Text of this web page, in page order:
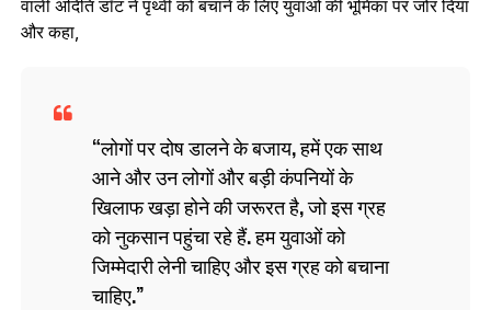
वाली अदिति डॉट ने पृथ्वी को बचाने के लिए युवाओं की भूमिका पर जोर दिया
और कहा,
लोगों पर दोष डालने के बजाय, हमें एक साथ
आने और उन लोगों और बड़ी कंपनियों के
खिलाफ खड़ा होने की जरूरत है, जो इस ग्रह
को नुकसान पहुंचा रहे हैं. हम युवाओं को
जिम्मेदारी लेनी चाहिए और इस ग्रह को बचाना
चाहिए.